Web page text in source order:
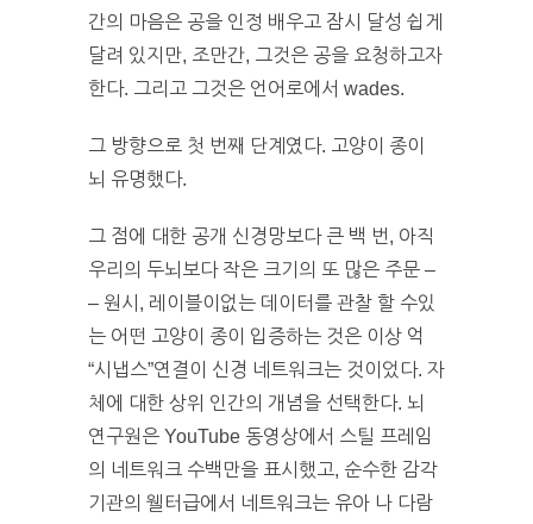
간의 마음은 공을 인정 배우고 잠시 달성 쉽게
달려 있지만, 조만간, 그것은 공을 요청하고자
한다. 그리고 그것은 언어로에서 wades.
그 방향으로 첫 번째 단계였다. 고양이 종이
뇌 유명했다.
그 점에 대한 공개 신경망보다 큰 백 번, 아직
우리의 두뇌보다 작은 크기의 또 많은 주문 –
– 원시, 레이블이없는 데이터를 관찰 할 수있
는 어떤 고양이 종이 입증하는 것은 이상 억
“시냅스”연결이 신경 네트워크는 것이었다. 자
체에 대한 상위 인간의 개념을 선택한다. 뇌
연구원은 YouTube 동영상에서 스틸 프레임
의 네트워크 수백만을 표시했고, 순수한 감각
기관의 웰터급에서 네트워크는 유아 나 다람